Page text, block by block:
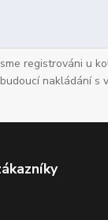
registrováni u
nakládání s